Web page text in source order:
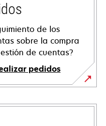
de los
sobre la compra
de cuentas?
pedidos